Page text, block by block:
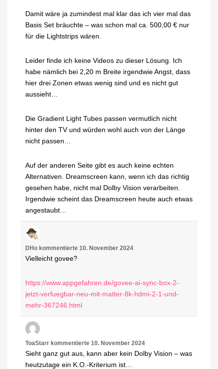
Damit wäre ja zumindest mal klar das ich vier mal das
Basis Set bräuchte – was schon mal ca. 500,00 € nur
für die Lightstrips wären.
Leider finde ich keine Videos zu dieser Lösung. Ich
habe nämlich bei 2,20 m Breite irgendwie Angst, dass
hier drei Zonen etwas wenig sind und es nicht gut
aussieht…
Die Gradient Light Tubes passen vermutlich nicht
hinter den TV und würden wohl auch von der Länge
nicht passen…
Auf der anderen Seite gibt es auch keine echten
Alternativen. Dreamscreen kann, wenn ich das richtig
gesehen habe, nicht mal Dolby Vision verarbeiten.
Irgendwie scheint das Dreamscreen heute auch etwas
angestaubt…
DHo kommentierte 10. November 2024
Vielleicht govee?
https://www.appgefahren.de/govee-ai-sync-box-2-
jetzt-verfuegbar-neu-mit-matter-8k-hdmi-2-1-und-
mehr-367246.html
ToaStarr kommentierte 10. November 2024
Sieht ganz gut aus, kann aber kein Dolby Vision – was
heutzutage ein K.O.-Kriterium ist…